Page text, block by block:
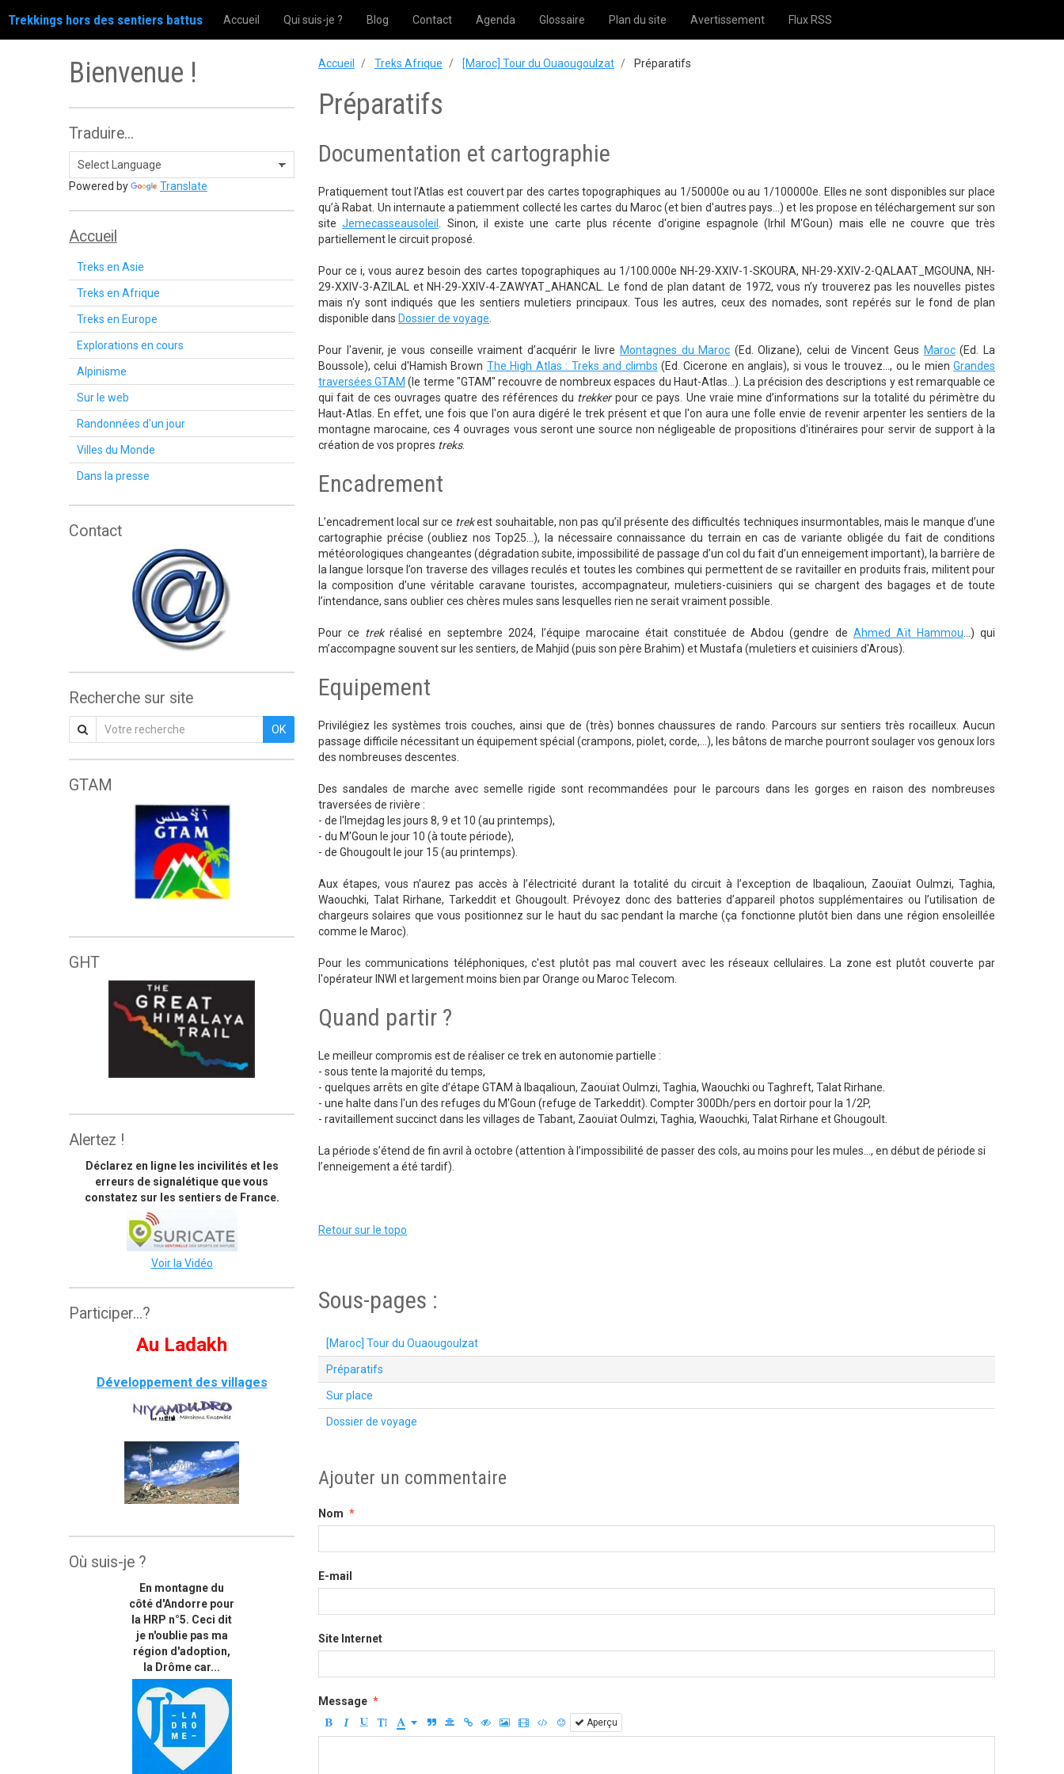
Trekkings hors des sentiers battus Accueil Qui suis-je ? Blog Contact Agenda Glossaire Plan du site Avertissement Flux RSS
Accueil Treks Afrique [Maroc] Tour du Ouaougoulzat Préparatifs
Préparatifs
Documentation et cartographie
Pratiquement tout l’Atlas est couvert par des cartes topographiques au 1/50000e ou au 1/100000e. Elles ne sont disponibles sur place
qu’à Rabat. Un internaute a patiemment collecté les cartes du Maroc (et bien d'autres pays...) et les propose en téléchargement sur son
siteJemecasseausoleil
. Sinon, il existe une carte plus récente d'origine espagnole (Irhil M'Goun) mais elle ne couvre que très
partiellement le circuit proposé.
Pour ce i, vous aurez besoin des cartes topographiques au 1/100.000e NH-29-XXIV-1-SKOURA, NH-29-XXIV-2-QALAAT_MGOUNA, NH-
29-XXIV-3-AZILAL et NH-29-XXIV-4-ZAWYAT_AHANCAL. Le fond de plan datant de 1972, vous n’y trouverez pas les nouvelles pistes
mais n'y sont indiqués que les sentiers muletiers principaux. Tous les autres, ceux des nomades, sont repérés sur le fond de plan
disponible dans Dossier de voyage
Pour l'avenir, je vous conseille vraiment d’acquérir le livre Montagnes du Maroc (Ed. Olizane), celui de Vincent Geus Maroc(Ed. La
Boussole), celui d'Hamish Brown The High Atlas : Treks and climbs (Ed. Cicerone en anglais), si vous le trouvez..., ou le mienGrandes
traversées GTAM (le terme "GTAM" recouvre de nombreux espaces du Haut-Atlas...). La précision des descriptions y est remarquable ce
qui fait de ces ouvrages quatre des références du trekkerpour ce pays. Une vraie mine d’informations sur la totalité du périmètre du
Haut-Atlas. En effet, une fois que l'on aura digéré le trek présent et que l'on aura une folle envie de revenir arpenter les sentiers de la
montagne marocaine, ces 4 ouvrages vous seront une source non négligeable de propositions d'itinéraires pour servir de support à la
création de vos propres treks.
Encadrement
L’encadrement local sur ce trekest souhaitable, non pas qu’il présente des difficultés techniques insurmontables, mais le manque d’une
cartographie précise (oubliez nos Top25…), la nécessaire connaissance du terrain en cas de variante obligée du fait de conditions
météorologiques changeantes (dégradation subite, impossibilité de passage d’un col du fait d’un enneigement important), la barrière de
la langue lorsque l’on traverse des villages reculés et toutes les combines qui permettent de se ravitailler en produits frais, militent pour
la composition d’une véritable caravane touristes, accompagnateur, muletiers-cuisiniers qui se chargent des bagages et de toute
l’intendance, sans oublier ces chères mules sans lesquelles rien ne serait vraiment possible.
Pour ce trekréalisé en septembre 2024, l’équipe marocaine était constituée de Abdou (gendre de Ahmed Aït Hammou ...) qui
m’accompagne souvent sur les sentiers, de Mahjid (puis son père Brahim) et Mustafa (muletiers et cuisiniers d'Arous).
Equipement
Privilégiez les systèmes trois couches, ainsi que de (très) bonnes chaussures de rando. Parcours sur sentiers très rocailleux. Aucun
passage difficile nécessitant un équipement spécial (crampons, piolet, corde,…), les bâtons de marche pourront soulager vos genoux lors
des nombreuses descentes.
Des sandales de marche avec semelle rigide sont recommandées pour le parcours dans les gorges en raison des nombreuses
traversées de rivière :
- de l'Imejdag les jours 8, 9 et 10 (au printemps),
- du M'Goun le jour 10 (à toute période),
- de Ghougoult le jour 15 (au printemps).
Aux étapes, vous n’aurez pas accès à l’électricité durant la totalité du circuit à l’exception de Ibaqalioun, Zaouïat Oulmzi, Taghia,
Waouchki, Talat Rirhane, Tarkeddit et Ghougoult. Prévoyez donc des batteries d’appareil photos supplémentaires ou l’utilisation de
chargeurs solaires que vous positionnez sur le haut du sac pendant la marche (ça fonctionne plutôt bien dans une région ensoleillée
comme le Maroc).
Pour les communications téléphoniques, c'est plutôt pas mal couvert avec les réseaux cellulaires. La zone est plutôt couverte par
l'opérateur INWI et largement moins bien par Orange ou Maroc Telecom.
Quand partir ?
Le meilleur compromis est de réaliser ce trek en autonomie partielle :
- sous tente la majorité du temps,
- quelques arrêts en gîte d’étape GTAM à Ibaqalioun, Zaouïat Oulmzi, Taghia, Waouchki ou Taghreft, Talat Rirhane.
- une halte dans l'un des refuges du M'Goun (refuge de Tarkeddit). Compter 300Dh/pers en dortoir pour la 1/2P,
- ravitaillement succinct dans les villages de Tabant, Zaouïat Oulmzi, Taghia, Waouchki, Talat Rirhane et Ghougoult.
La période s’étend de fin avril à octobre (attention à l’impossibilité de passer des cols, au moins pour les mules..., en début de période si
l’enneigement a été tardif).
Retour sur le topo
Sous-pages :
[Maroc] Tour du Ouaougoulzat
Préparatifs
Sur place
Dossier de voyage
Ajouter un commentaire
Nom
E-mail
Site Internet
Message
Aperçu
Bienvenue !
Traduire...
Powered by Translate
Accueil
Treks en Asie
Treks en Afrique
Treks en Europe
Explorations en cours
Alpinisme
Sur le web
Randonnées d'un jour
Villes du Monde
Dans la presse
Contact
Recherche sur site
OK
GTAM
GHT
Alertez !
Déclarez en ligne les incivilités et les
erreurs de signalétique que vous
constatez sur les sentiers de France.
Voir la Vidéo
Participer...?
Au Ladakh
Développement des villages
Où suis-je ?
En montagne du
côté d'Andorre pour
la HRP n°5. Ceci dit
je n'oublie pas ma
région d'adoption,
la Drôme car...